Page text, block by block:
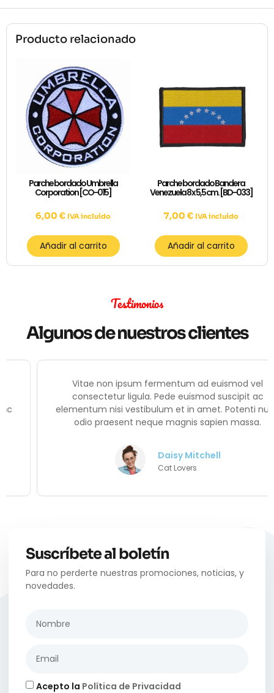
Producto relacionado
Parche bordado Umbrella
Corporation [CO-015]
6,00 € IVA incluído
Añadir al carrito
Parche bordado Bandera
Venezuela 8 x 5,5 cm. [BD-033]
7,00 € IVA incluído
Añadir al carrito
Testimonios
Algunos de nuestros clientes
Vitae non ipsum fermentum ad euismod vel
consectetur ligula. Pede euismod suscipit ac
elementum nisi vestibulum et in amet. Potenti nunc
odio praesent neque magnis sapien massa.
Daisy Mitchell
Cat Lovers
Suscríbete al boletín
Para no perderte nuestras promociones, noticias, y
novedades.
Acepto la Política de Privacidad